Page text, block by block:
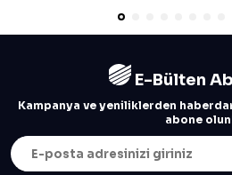
E-Bülten
Kampanya ve yeniliklerden
abone